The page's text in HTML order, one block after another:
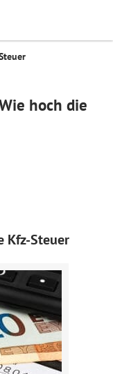
Search
hoch die
Kfz-Steuer